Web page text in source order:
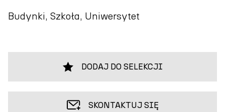
Budynki, Szkoła, Uniwersytet
DODAJ DO SELEKCJI
SKONTAKTUJ SIĘ